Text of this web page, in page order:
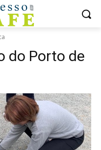
do Porto de